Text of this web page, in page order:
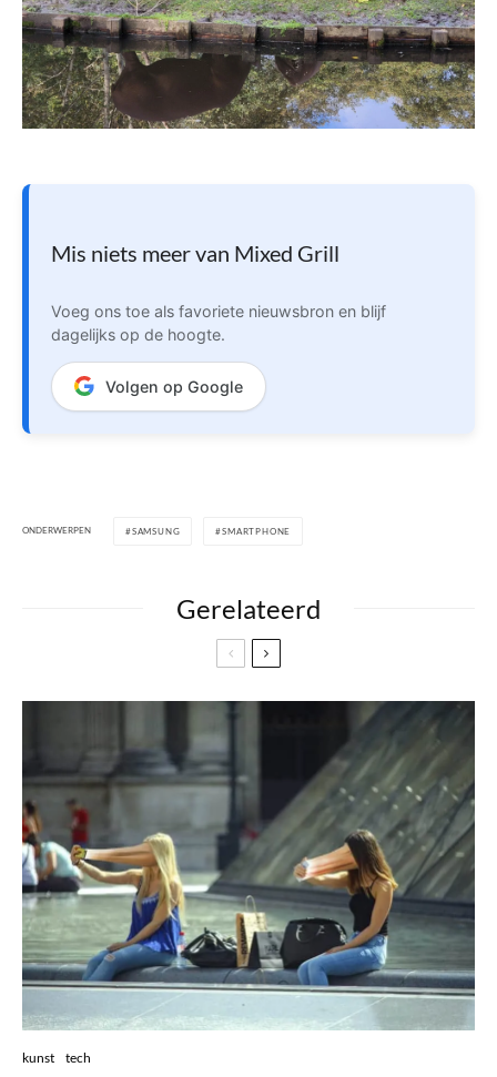
Mis niets meer van Mixed Grill
Voeg ons toe als favoriete nieuwsbron en blijf
dagelijks op de hoogte.
Volgen op Google
ONDERWERPEN SAMSUNG SMARTPHONE
Gerelateerd
kunst tech